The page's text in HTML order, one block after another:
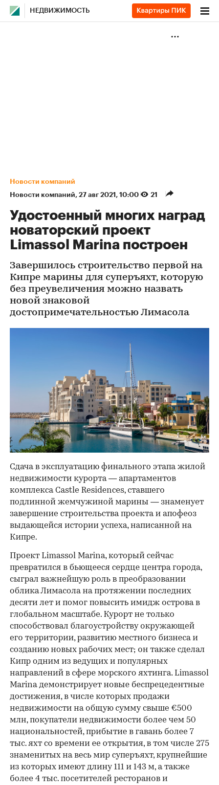
НЕДВИЖИМОСТЬ
Новости компаний
Новости компаний⁠, 27 авг 2021, 10:00 21
Удостоенный многих наград
новаторский проект
Limassol Marina построен
Завершилось строительство первой на
Кипре марины для суперъяхт, которую
без преувеличения можно назвать
новой знаковой
достопримечательностью Лимасола
Сдача в эксплуатацию финального этапа жилой
недвижимости курорта — апартаментов
комплекса Castle Residences, ставшего
подлинной жемчужиной марины — знаменует
завершение строительства проекта и апофеоз
выдающейся истории успеха, написанной на
Кипре.
Проект Limassol Marina, который сейчас
превратился в бьющееся сердце центра города,
сыграл важнейшую роль в преобразовании
облика Лимасола на протяжении последних
десяти лет и помог повысить имидж острова в
глобальном масштабе. Курорт не только
способствовал благоустройству окружающей
его территории, развитию местного бизнеса и
созданию новых рабочих мест; он также сделал
Кипр одним из ведущих и популярных
направлений в сфере морского яхтинга. Limassol
Marina демонстрирует новые беспрецедентные
достижения, в числе которых продажи
недвижимости на общую сумму свыше €500
млн, покупатели недвижимости более чем 50
национальностей, прибытие в гавань более 7
тыс. яхт со времени ее открытия, в том числе 275
знаменитых на весь мир суперъяхт, крупнейшие
из которых имеют длину 111 и 143 м, а также
более 4 тыс. посетителей ресторанов и